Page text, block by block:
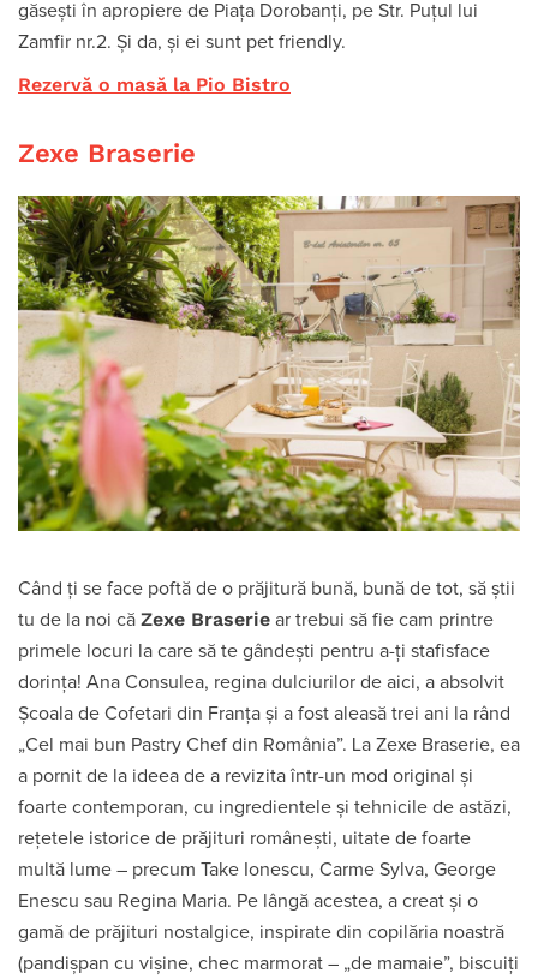
găsești în apropiere de Piața Dorobanți, pe Str. Puţul lui
Zamfir nr.2. Și da, și ei sunt pet friendly.
Rezervă o masă la Pio Bistro
Zexe Braserie
Când ți se face poftă de o prăjitură bună, bună de tot, să știi
tu de la noi că Zexe Braserie ar trebui să fie cam printre
primele locuri la care să te gândești pentru a-ți stafisface
dorința! Ana Consulea, regina dulciurilor de aici, a absolvit
Școala de Cofetari din Franța și a fost aleasă trei ani la rând
„Cel mai bun Pastry Chef din România”. La Zexe Braserie, ea
a pornit de la ideea de a revizita într-un mod original și
foarte contemporan, cu ingredientele și tehnicile de astăzi,
rețetele istorice de prăjituri românești, uitate de foarte
multă lume – precum Take Ionescu, Carme Sylva, George
Enescu sau Regina Maria. Pe lângă acestea, a creat și o
gamă de prăjituri nostalgice, inspirate din copilăria noastră
(pandișpan cu vișine, chec marmorat – „de mamaie”, biscuiți